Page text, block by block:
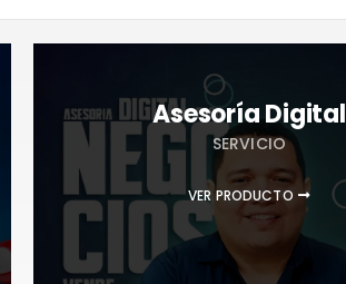
Asesoría Digital
SERVICIO
VER PRODUCTO